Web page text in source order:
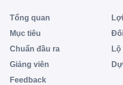
Tổng quan
Mục tiêu
Chuẩn đầu ra
Giảng viên
Feedback